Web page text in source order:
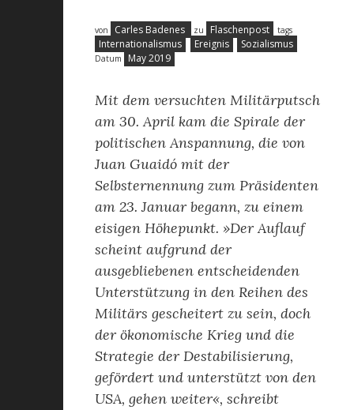
von Carles Badenes zu Flaschenpost tags
Internationalismus Ereignis Sozialismus
Datum May 2019
Mit dem versuchten Militärputsch
am 30. April kam die Spirale der
politischen Anspannung, die von
Juan Guaidó mit der
Selbsternennung zum Präsidenten
am 23. Januar begann, zu einem
eisigen Höhepunkt. »Der Auflauf
scheint aufgrund der
ausgebliebenen entscheidenden
Unterstützung in den Reihen des
Militärs gescheitert zu sein, doch
der ökonomische Krieg und die
Strategie der Destabilisierung,
gefördert und unterstützt von den
USA, gehen weiter«, schreibt